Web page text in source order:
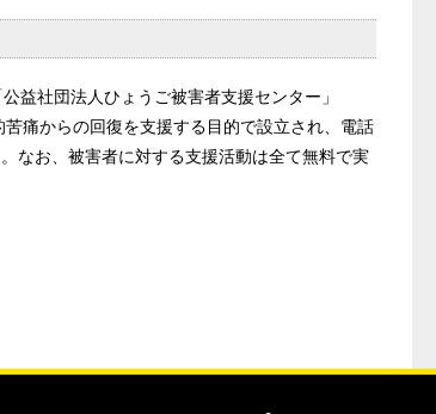
益社団法人ひょうご被害者支援センター」
痛からの回復を支援する目的で設立され、電話
なお、被害者に対する支援活動は全て無料で実